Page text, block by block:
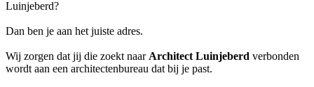
Luinjeberd?
Dan ben je aan het juiste adres.
Wij zorgen dat jij die zoekt naar Architect Luinjeberd verbonden
wordt aan een architectenbureau dat bij je past.